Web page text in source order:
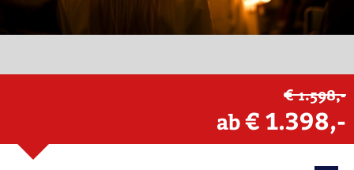
€ 1.598,-
ab€ 1.398,-